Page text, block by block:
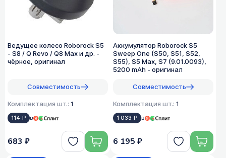
Ведущее колесо Roborock S5
- S8 / Q Revo / Q8 Max и др. -
чёрное, оригинал
Совместимость
Комплектация шт.: 1
114 ₽ в
683 ₽
Аккумулятор Roborock S5
Sweep One (S50, S51, S52,
S55), S5 Max, S7 (9.01.0093),
5200 mAh - оригинал
Совместимость
Комплектация шт.: 1
1 033 ₽ в
6 195 ₽